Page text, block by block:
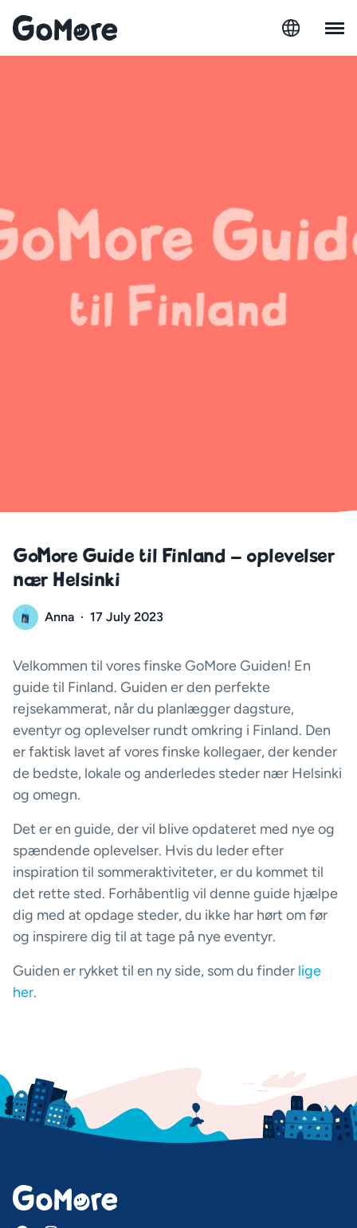
GoMore Guide til Finland – oplevelser
nær Helsinki
Anna · 17 July 2023
Velkommen til vores finske GoMore Guiden! En
guide til Finland. Guiden er den perfekte
rejsekammerat, når du planlægger dagsture,
eventyr og oplevelser rundt omkring i Finland. Den
er faktisk lavet af vores finske kollegaer, der kender
de bedste, lokale og anderledes steder nær Helsinki
og omegn.
Det er en guide, der vil blive opdateret med nye og
spændende oplevelser. Hvis du leder efter
inspiration til sommeraktiviteter, er du kommet til
det rette sted. Forhåbentlig vil denne guide hjælpe
dig med at opdage steder, du ikke har hørt om før
og inspirere dig til at tage på nye eventyr.
Guiden er rykket til en ny side, som du finder lige
her.